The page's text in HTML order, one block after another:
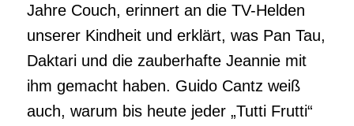
Jahre Couch, erinnert an die TV-Helden
unserer Kindheit und erklärt, was Pan Tau,
Daktari und die zauberhafte Jeannie mit
ihm gemacht haben. Guido Cantz weiß
auch, warum bis heute jeder „Tutti Frutti“